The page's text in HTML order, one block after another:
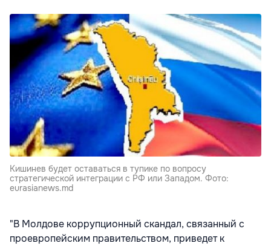
Кишинев будет оставаться в тупике по вопросу
стратегической интеграции с РФ или Западом. Фото:
eurasianews.md
"В Молдове коррупционный скандал, связанный с
проевропейским правительством, приведет к